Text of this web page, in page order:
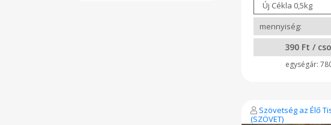
390 Ft /
Szövetség az Élő
(SZÖVET)